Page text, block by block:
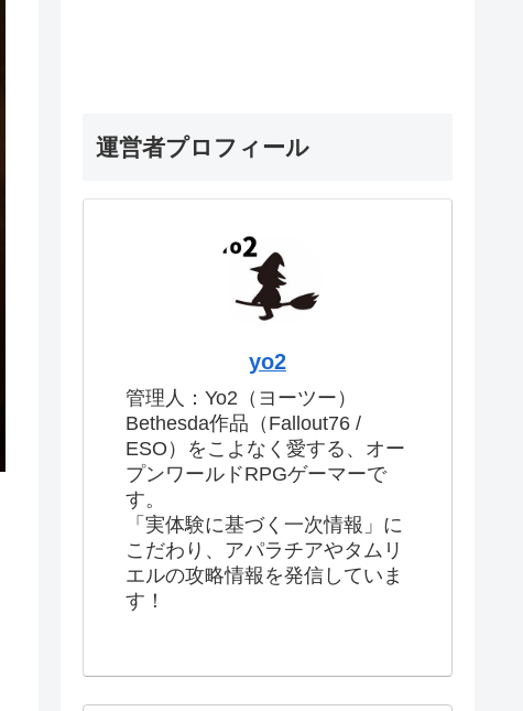
運営者プロフィール
yo2
管理人：Yo2（ヨーツー）
Bethesda作品（Fallout76 /
ESO）をこよなく愛する、オー
プンワールドRPGゲーマーで
す。
「実体験に基づく一次情報」に
こだわり、アパラチアやタムリ
エルの攻略情報を発信していま
す！